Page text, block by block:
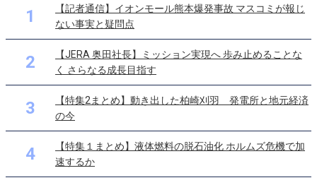
1
【記者通信】イオンモール熊本爆発事故 マスコミが報じ
ない事実と疑問点
2
【JERA 奥田社長】ミッション実現へ 歩み止めることな
く さらなる成長目指す
3
【特集2まとめ】動き出した柏崎刈羽 発電所と地元経済
の今
4
【特集１まとめ】液体燃料の脱石油化 ホルムズ危機で加
速するか